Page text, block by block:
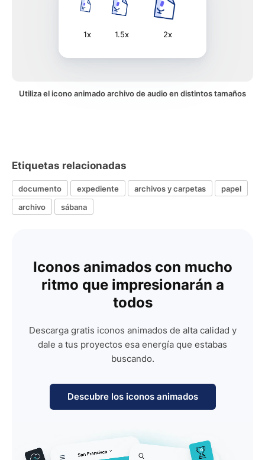
1x 1.5x 2x
Utiliza el icono animado archivo de audio en distintos tamaños
Etiquetas relacionadas
documento expediente archivos y carpetas
papel
archivo
sábana
Iconos animados con mucho
ritmo que impresionarán a
todos
Descarga gratis iconos animados de alta calidad y
dale a tus proyectos esa energía que estabas
buscando.
Descubre los iconos animados